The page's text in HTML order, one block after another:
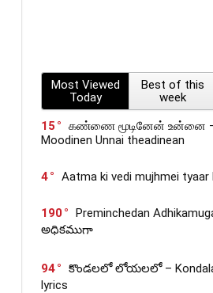
Most Viewed
Today
Best of this
week
15
கண்ணை மூடினேன் உன்னை –
Moodinen Unnai theadinean
4 Aatma ki vedi mujhmei tyaar
190
Preminchedan
అధికముగా
94
కొండలలో లోయలలో –
lyrics